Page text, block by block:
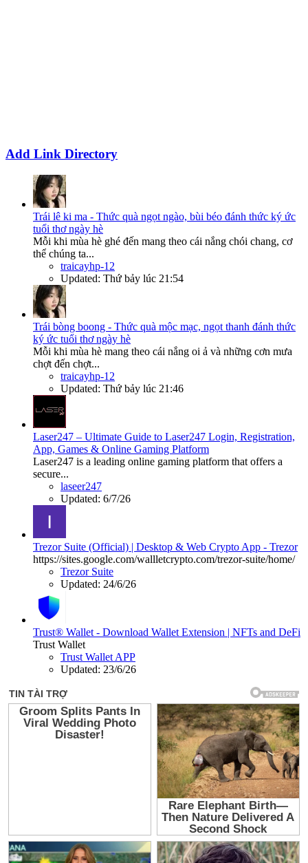
Add Link Directory
Trái lê ki ma - Thức quà ngọt ngào, bùi béo đánh thức ký ức
tuổi thơ ngày hè
Mỗi khi mùa hè ghé đến mang theo cái nắng chói chang, cơ
thể chúng ta...
traicayhp-12
Updated: Thứ bảy lúc 21:54
Trái bòng boong - Thức quà mộc mạc, ngọt thanh đánh thức
ký ức tuổi thơ ngày hè
Mỗi khi mùa hè mang theo cái nắng oi ả và những cơn mưa
chợt đến chợt...
traicayhp-12
Updated: Thứ bảy lúc 21:46
Laser247 – Ultimate Guide to Laser247 Login, Registration,
App, Games & Online Gaming Platform
Laser247 is a leading online gaming platform that offers a
secure...
laseer247
Updated: 6/7/26
Trezor Suite (Official) | Desktop & Web Crypto App - Trezor
https://sites.google.com/wallletcrypto.com/trezor-suite/home/
Trezor Suite
Updated: 24/6/26
Trust® Wallet - Download Wallet Extension | NFTs and DeFi
Trust Wallet
Trust Wallet APP
Updated: 23/6/26